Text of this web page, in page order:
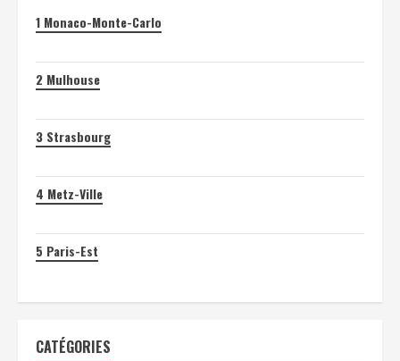
1 Monaco-Monte-Carlo
2 Mulhouse
3 Strasbourg
4 Metz-Ville
5 Paris-Est
CATÉGORIES